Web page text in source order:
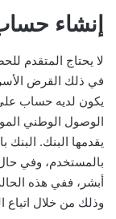
إنشاء حساب
لا يحتاج المتقدم
يكون لديه حساب على
الوصول الوطني
يقدمها البنك.
بالمستخدم، وفي
أبشر، ففي هذه
وذلك من خلال اتباع